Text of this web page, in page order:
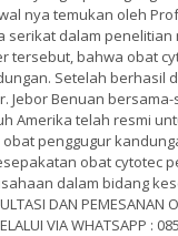
nya temukan oleh
serikat dalam penelitian
tersebut, bahwa obat
Setelah berhasil
Jebor Benuan
Amerika telah resmi
penggugur
obat cytotec
dalam bidang
DAN PEMESANAN
VIA WHATSAPP :